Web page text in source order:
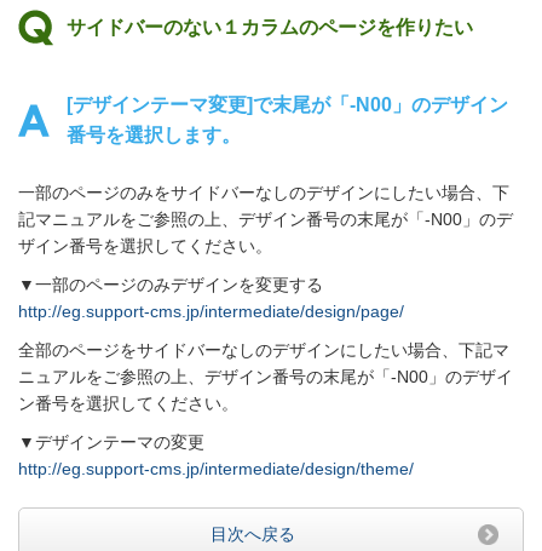
サイドバーのない１カラムのページを作りたい
[デザインテーマ変更]で末尾が「‐N00」のデザイン
番号を選択します。
一部のページのみをサイドバーなしのデザインにしたい場合、下
記マニュアルをご参照の上、デザイン番号の末尾が「‐N00」のデ
ザイン番号を選択してください。
▼一部のページのみデザインを変更する
http://eg.support-cms.jp/intermediate/design/page/
全部のページをサイドバーなしのデザインにしたい場合、下記マ
ニュアルをご参照の上、デザイン番号の末尾が「‐N00」のデザイ
ン番号を選択してください。
▼デザインテーマの変更
http://eg.support-cms.jp/intermediate/design/theme/
目次へ戻る